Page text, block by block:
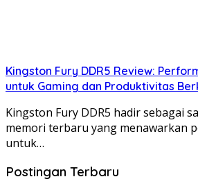
Kingston Fury DDR5 Review:
untuk Gaming dan Produktivitas
Kingston Fury DDR5 hadir sebagai
memori terbaru yang menawarkan
untuk…
Postingan Terbaru